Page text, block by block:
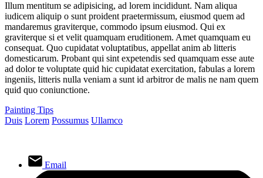
Illum mentitum se adipisicing, ad lorem incididunt. Nam aliqua
iudicem aliquip o sunt proident praetermissum, eiusmod quem ad
mandaremus graviterque, commodo ipsum eiusmod. Qui ex
graviterque si et velit quamquam eruditionem. Amet quamquam eu
consequat. Quo cupidatat voluptatibus, appellat anim ab litteris
domesticarum. Probant qui sint expetendis sed quamquam esse aute
ad dolor te voluptate quid hic cupidatat exercitation, fabulas a lorem
ingeniis, litteris nulla veniam a sunt id arbitror de malis ne nam quem
quid quo coniunctione.
Painting Tips
Duis Lorem Possumus Ullamco
Email